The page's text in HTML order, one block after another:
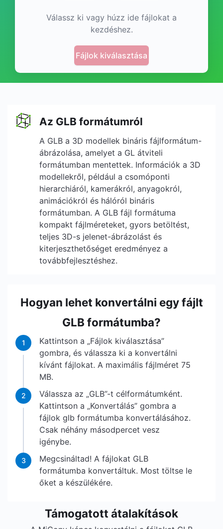
Válassz ki vagy húzz ide fájlokat a
kezdéshez.
Fájlok kiválasztása
Az GLB formátumról
A GLB a 3D modellek bináris fájlformátum-
ábrázolása, amelyet a GL átviteli
formátumban mentettek. Információk a 3D
modellekről, például a csomóponti
hierarchiáról, kamerákról, anyagokról,
animációkról és hálóról bináris
formátumban. A GLB fájl formátuma
kompakt fájlméreteket, gyors betöltést,
teljes 3D-s jelenet-ábrázolást és
kiterjeszthetőséget eredményez a
továbbfejlesztéshez.
Hogyan lehet konvertálni egy fájlt
GLB formátumba?
1
Kattintson a „Fájlok kiválasztása”
gombra, és válassza ki a konvertálni
kívánt fájlokat. A maximális fájlméret 75
MB.
2
Válassza az „GLB”-t célformátumként.
Kattintson a „Konvertálás” gombra a
fájlok glb formátumba konvertálásához.
Csak néhány másodpercet vesz
igénybe.
3
Megcsináltad! A fájlokat GLB
formátumba konvertáltuk. Most töltse le
őket a készülékére.
Támogatott átalakítások